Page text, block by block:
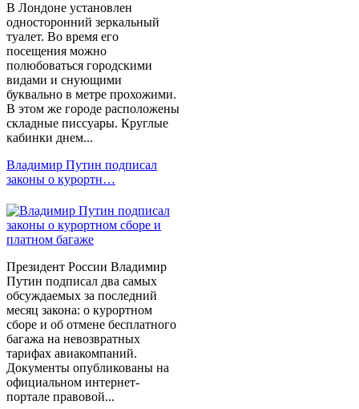
В Лондоне установлен
односторонний зеркальный
туалет. Во время его
посещения можно
полюбоваться городскими
видами и снующими
буквально в метре прохожими.
В этом же городе расположены
складные писсуары. Круглые
кабинки днем...
Владимир Путин подписал
законы о курортн…
Президент России Владимир
Путин подписал два самых
обсуждаемых за последний
месяц закона: о курортном
сборе и об отмене бесплатного
багажа на невозвратных
тарифах авиакомпаний.
Документы опубликованы на
официальном интернет-
портале правовой...